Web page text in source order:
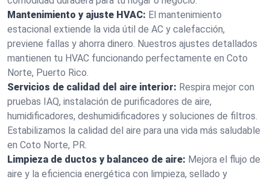
Mantenimiento y ajuste HVAC: El mantenimiento
estacional extiende la vida útil de AC y calefacción,
previene fallas y ahorra dinero. Nuestros ajustes detallados
mantienen tu HVAC funcionando perfectamente en Coto
Norte, Puerto Rico.
Servicios de calidad del aire interior: Respira mejor con
pruebas IAQ, instalación de purificadores de aire,
humidificadores, deshumidificadores y soluciones de filtros.
Estabilizamos la calidad del aire para una vida más saludable
en Coto Norte, PR.
Limpieza de ductos y balanceo de aire: Mejora el flujo de
aire y la eficiencia energética con limpieza, sellado y